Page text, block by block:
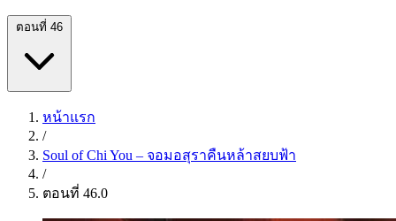
ตอนที่ 46
หน้าแรก
/
Soul of Chi You – จอมอสุราคืนหล้าสยบฟ้า
/
ตอนที่ 46.0